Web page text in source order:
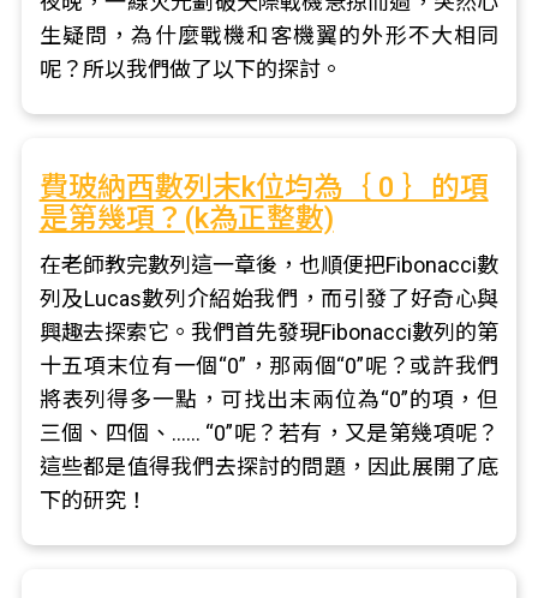
生疑問，為什麼戰機和客機翼的外形不大相同
呢？所以我們做了以下的探討。
費玻納西數列末k位均為｛ 0 ｝的項
是第幾項？(k為正整數)
在老師教完數列這一章後，也順便把Fibonacci數
列及Lucas數列介紹始我們，而引發了好奇心與
興趣去探索它。我們首先發現Fibonacci數列的第
十五項末位有一個“0”，那兩個“0”呢？或許我們
將表列得多一點，可找出末兩位為“0”的項，但
三個、四個、…… “0”呢？若有，又是第幾項呢？
這些都是值得我們去探討的問題，因此展開了底
下的研究！